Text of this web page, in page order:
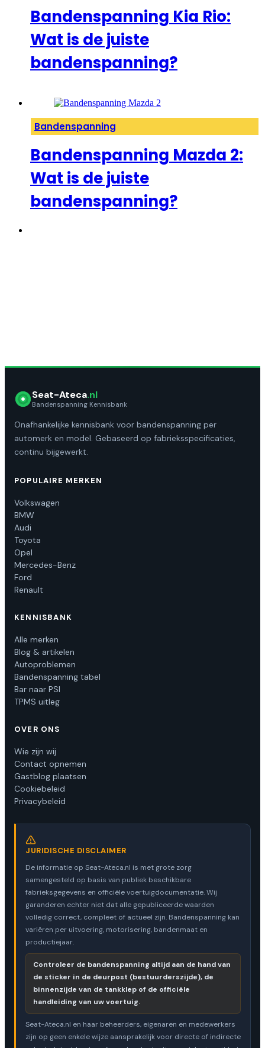
Bandenspanning Kia Rio:
Wat is de juiste
bandenspanning?
Bandenspanning
Bandenspanning Mazda 2:
Wat is de juiste
bandenspanning?
Seat-Ateca.nl
Bandenspanning Kennisbank
Onafhankelijke kennisbank voor bandenspanning per
automerk en model. Gebaseerd op fabrieksspecificaties,
continu bijgewerkt.
POPULAIRE MERKEN
Volkswagen
BMW
Audi
Toyota
Opel
Mercedes-Benz
Ford
Renault
KENNISBANK
Alle merken
Blog & artikelen
Autoproblemen
Bandenspanning tabel
Bar naar PSI
TPMS uitleg
OVER ONS
Wie zijn wij
Contact opnemen
Gastblog plaatsen
Cookiebeleid
Privacybeleid
JURIDISCHE DISCLAIMER
De informatie op Seat-Ateca.nl is met grote zorg
samengesteld op basis van publiek beschikbare
fabrieksgegevens en officiële voertuigdocumentatie. Wij
garanderen echter niet dat alle gepubliceerde waarden
volledig correct, compleet of actueel zijn. Bandenspanning kan
variëren per uitvoering, motorisering, bandenmaat en
productiejaar.
Controleer de bandenspanning altijd aan de hand van
de sticker in de deurpost (bestuurderszijde), de
binnenzijde van de tankklep of de officiële
handleiding van uw voertuig.
Seat-Ateca.nl en haar beheerders, eigenaren en medewerkers
zijn op geen enkele wijze aansprakelijk voor directe of indirecte